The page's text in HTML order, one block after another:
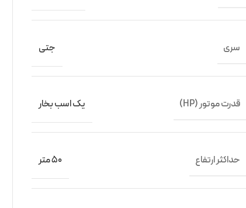
سری جتی
قدرت موتور (HP) یک اسب بخار
حداکثر ارتفاع 50 متر